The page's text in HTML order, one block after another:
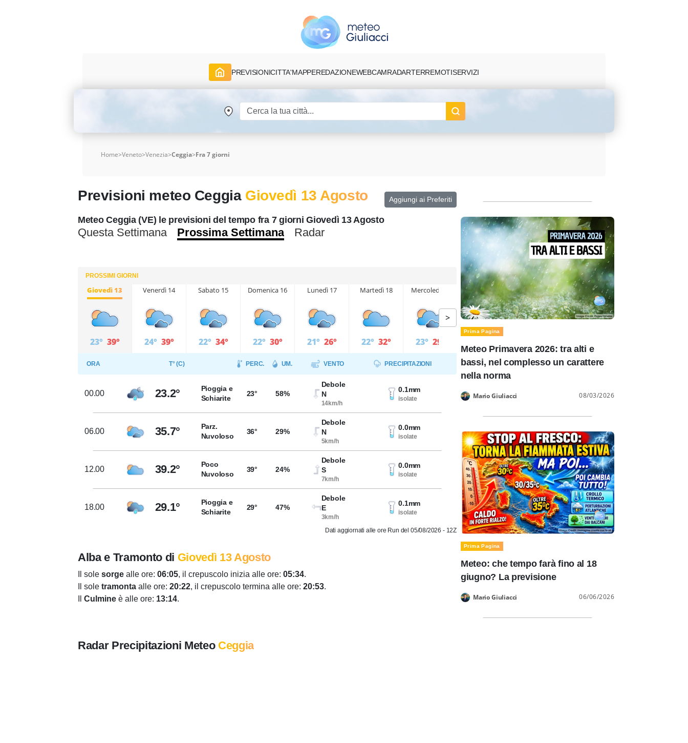
PREVISIONICITTA'MAPPEREDAZIONEWEBCAMRADARTERREMOTISERVIZI
Home>Veneto>Venezia>Ceggia>Fra 7 giorni
Previsioni meteo Ceggia Giovedì 13 Agosto Aggiungi ai Preferiti
Meteo Ceggia (VE) le previsioni del tempo fra 7 giorni Giovedì 13 Agosto
Questa Settimana Prossima Settimana Radar
PROSSIMI GIORNI
Giovedì 13
23° 39°
Venerdì 14
24° 39°
Sabato 15
22° 34°
Domenica 16
22° 30°
Lunedì 17
21° 26°
Martedì 18
22° 32°
Mercoledì 19
23° 29°
Giovedì 20
>
ORA T° (C) PERC. UM. VENTO PRECIPITAZIONI
00.00 23.2°
Pioggia e
Schiarite
23° 58%
Debole
N
14km/h
0.1mm
isolate
06.00 35.7°
Parz.
Nuvoloso
36° 29%
Debole
N
5km/h
0.0mm
isolate
12.00 39.2°
Poco
Nuvoloso
39° 24%
Debole
S
7km/h
0.0mm
isolate
18.00 29.1°
Pioggia e
Schiarite
29° 47%
Debole
E
3km/h
0.1mm
isolate
Dati aggiornati alle ore Run del 05/08/2026 - 12Z
Alba e Tramonto di Giovedì 13 Agosto
Il sole sorge alle ore: 06:05, il crepuscolo inizia alle ore: 05:34.
Il sole tramonta alle ore: 20:22, il crepuscolo termina alle ore: 20:53.
Culmine è alle ore: 13:14.
Radar Precipitazioni Meteo Ceggia
Prima Pagina
Meteo Primavera 2026: tra alti e
bassi, nel complesso un carattere
nella norma
Mario Giuliacci 08/03/2026
Prima Pagina
Meteo: che tempo farà fino al 18
giugno? La previsione
Mario Giuliacci 06/06/2026